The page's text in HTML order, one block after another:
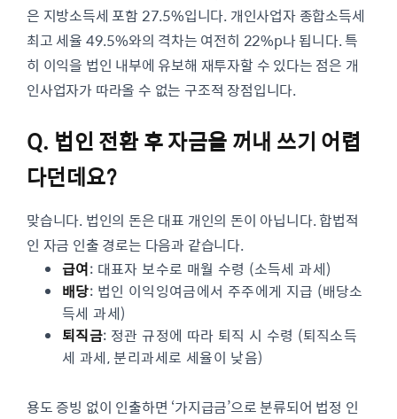
은 지방소득세 포함 27.5%입니다. 개인사업자 종합소득세
최고 세율 49.5%와의 격차는 여전히 22%p나 됩니다. 특
히 이익을 법인 내부에 유보해 재투자할 수 있다는 점은 개
인사업자가 따라올 수 없는 구조적 장점입니다.
Q. 법인 전환 후 자금을 꺼내 쓰기 어렵
다던데요?
맞습니다. 법인의 돈은 대표 개인의 돈이 아닙니다. 합법적
인 자금 인출 경로는 다음과 같습니다.
급여: 대표자 보수로 매월 수령 (소득세 과세)
배당: 법인 이익잉여금에서 주주에게 지급 (배당소
득세 과세)
퇴직금: 정관 규정에 따라 퇴직 시 수령 (퇴직소득
세 과세, 분리과세로 세율이 낮음)
용도 증빙 없이 인출하면 ‘가지급금’으로 분류되어 법정 인